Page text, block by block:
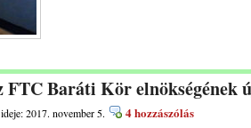
FTC Baráti Kör elnökségének
2017. november 5. 4 hozzászólás